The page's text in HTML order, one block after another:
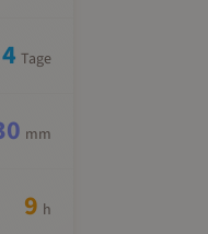
4 Tage
mm
9 h